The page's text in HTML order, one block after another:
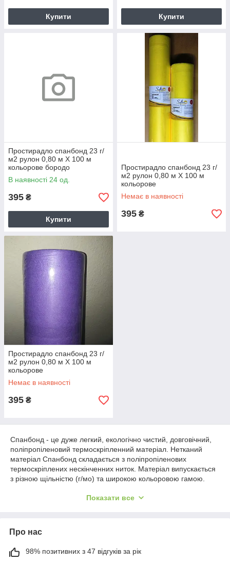
Купити Купити
Простирадло спанбонд 23 г/
м2 рулон 0,80 м Х 100 м
кольорове бородо
В наявності 24 од.
395 ₴
Купити
Простирадло спанбонд 23 г/
м2 рулон 0,80 м Х 100 м
кольорове
Немає в наявності
395 ₴
Простирадло спанбонд 23 г/
м2 рулон 0,80 м Х 100 м
кольорове
Немає в наявності
395 ₴
Спанбонд - це дуже легкий, екологічно чистий, довговічний,
поліпропіленовий термоскріпленний матеріал. Нетканий
матеріал Спанбонд складається з поліпропіленових
термоскріплених нескінченних ниток. Матеріал випускається
з різною щільністю (г/мo) та широкою кольоровою гамою.
зшивати і друкувати на ньому. Вироби з цього матеріалу не
щелочнопрочны и кислотоупорны, за исключением кислот с
сильным окисляющим действием (концентрированная
азотная, хлорсульфоновая и ).Широкий выбор плотности, от
10 г/м
, легкость кроя, долговечность,
Показати все
Про нас
98% позитивних з 47 відгуків за рік